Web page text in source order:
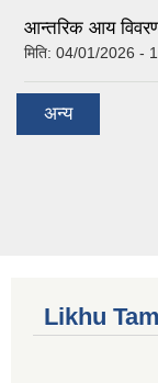
आन्तरिक आय
मिति: 04/01/2026 -
अन्य
Likhu